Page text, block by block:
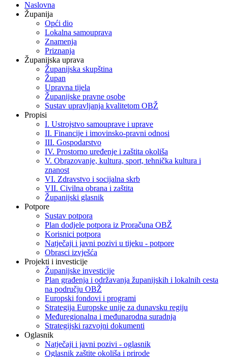
Naslovna
Županija
Opći dio
Lokalna samouprava
Znamenja
Priznanja
Županijska uprava
Županijska skupština
Župan
Upravna tijela
Županijske pravne osobe
Sustav upravljanja kvalitetom OBŽ
Propisi
I. Ustrojstvo samouprave i uprave
II. Financije i imovinsko-pravni odnosi
III. Gospodarstvo
IV. Prostorno uređenje i zaštita okoliša
V. Obrazovanje, kultura, sport, tehnička kultura i
znanost
VI. Zdravstvo i socijalna skrb
VII. Civilna obrana i zaštita
Županijski glasnik
Potpore
Sustav potpora
Plan dodjele potpora iz Proračuna OBŽ
Korisnici potpora
Natječaji i javni pozivi u tijeku - potpore
Obrasci izvješća
Projekti i investicije
Županijske investicije
Plan građenja i održavanja županijskih i lokalnih cesta
na području OBŽ
Europski fondovi i programi
Strategija Europske unije za dunavsku regiju
Međuregionalna i međunarodna suradnja
Strategijski razvojni dokumenti
Oglasnik
Natječaji i javni pozivi - oglasnik
Oglasnik zaštite okoliša i prirode